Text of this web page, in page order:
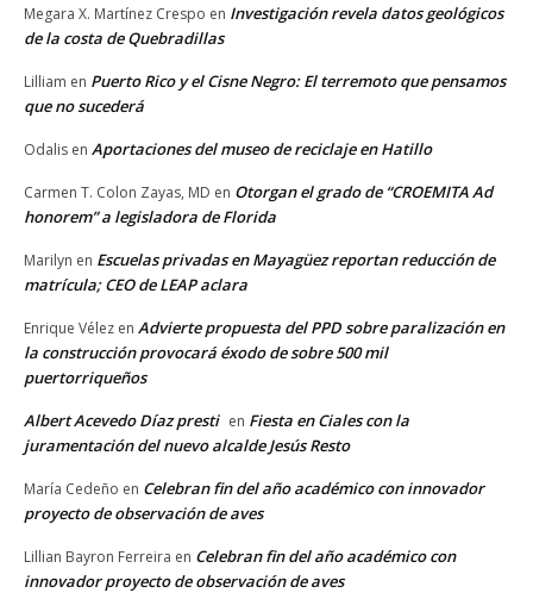
Megara X. Martínez Crespo en Investigación revela datos geológicos
de la costa de Quebradillas
Lilliam en Puerto Rico y el Cisne Negro: El terremoto que pensamos
que no sucederá
Odalis en Aportaciones del museo de reciclaje en Hatillo
Carmen T. Colon Zayas, MD en Otorgan el grado de “CROEMITA Ad
honorem” a legisladora de Florida
Marilyn en Escuelas privadas en Mayagüez reportan reducción de
matrícula; CEO de LEAP aclara
Enrique Vélez en Advierte propuesta del PPD sobre paralización en
la construcción provocará éxodo de sobre 500 mil
puertorriqueños
Albert Acevedo Díaz presti en Fiesta en Ciales con la
juramentación del nuevo alcalde Jesús Resto
María Cedeño en Celebran fin del año académico con innovador
proyecto de observación de aves
Lillian Bayron Ferreira en Celebran fin del año académico con
innovador proyecto de observación de aves